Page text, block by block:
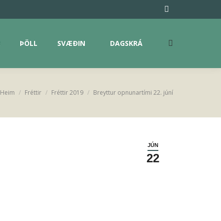
Facebook
opens
new
ÞÖLL SVÆÐIN DAGSKRÁ Search:
You are here:
Heim Fréttir Fréttir 2019 Breyttur opnunartími 22. júní
JÚN
22